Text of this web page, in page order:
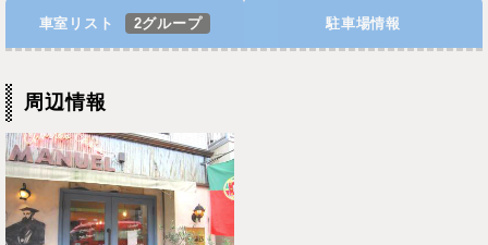
車室リスト 2グループ 駐車場情報
周辺情報